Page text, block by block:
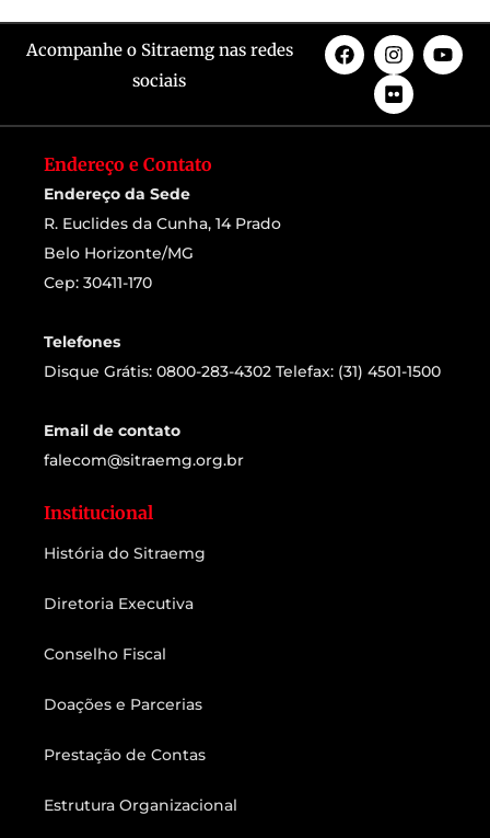
Acompanhe o Sitraemg nas redes
sociais
Endereço e Contato
Endereço da Sede
R. Euclides da Cunha, 14 Prado
Belo Horizonte/MG
Cep: 30411-170
Telefones
Disque Grátis: 0800-283-4302 Telefax: (31) 4501-1500
Email de contato
falecom@sitraemg.org.br
Institucional
História do Sitraemg
Diretoria Executiva
Conselho Fiscal
Doações e Parcerias
Prestação de Contas
Estrutura Organizacional